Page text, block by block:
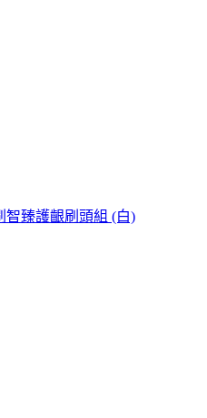
智臻護齦刷頭組 (白)